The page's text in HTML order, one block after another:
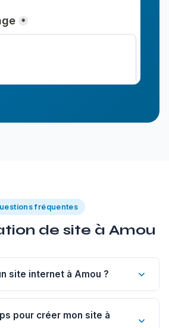
fréquentes
de site à Amou
site internet à Amou ?
5 pages à Amou commence à 1
est à partir de 1 800€, un e-
pour créer mon site à